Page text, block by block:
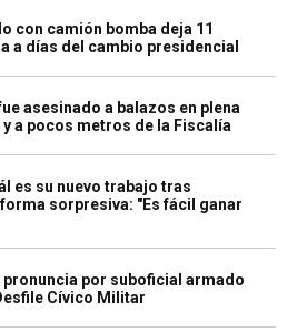
con camión bomba deja 11
a días del cambio presidencial
asesinado a balazos en plena
a pocos metros de la Fiscalía
es su nuevo trabajo tras
sorpresiva: "Es fácil ganar
pronuncia por suboficial armado
Cívico Militar